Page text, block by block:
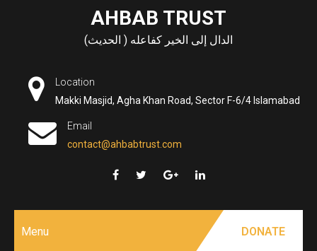
AHBAB TRUST
الدال إلى الخير كفاعله ( الحديث)
Location
Makki Masjid, Agha Khan Road, Sector F-6/4 Islamabad
Email
contact@ahbabtrust.com
Menu DONATE